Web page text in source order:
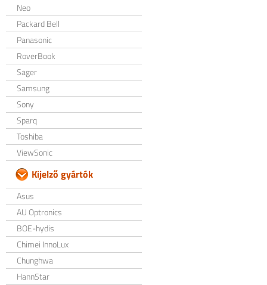
Neo
Packard Bell
Panasonic
RoverBook
Sager
Samsung
Sony
Sparq
Toshiba
ViewSonic
Kijelző gyártók
Asus
AU Optronics
BOE-hydis
Chimei InnoLux
Chunghwa
HannStar